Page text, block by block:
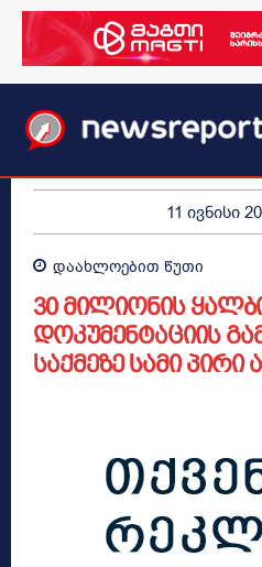
11 ივნისი
დაახლოებით წუთი
30 მილიონის
დოკუმენტაციის
საქმეზე სამი პირი